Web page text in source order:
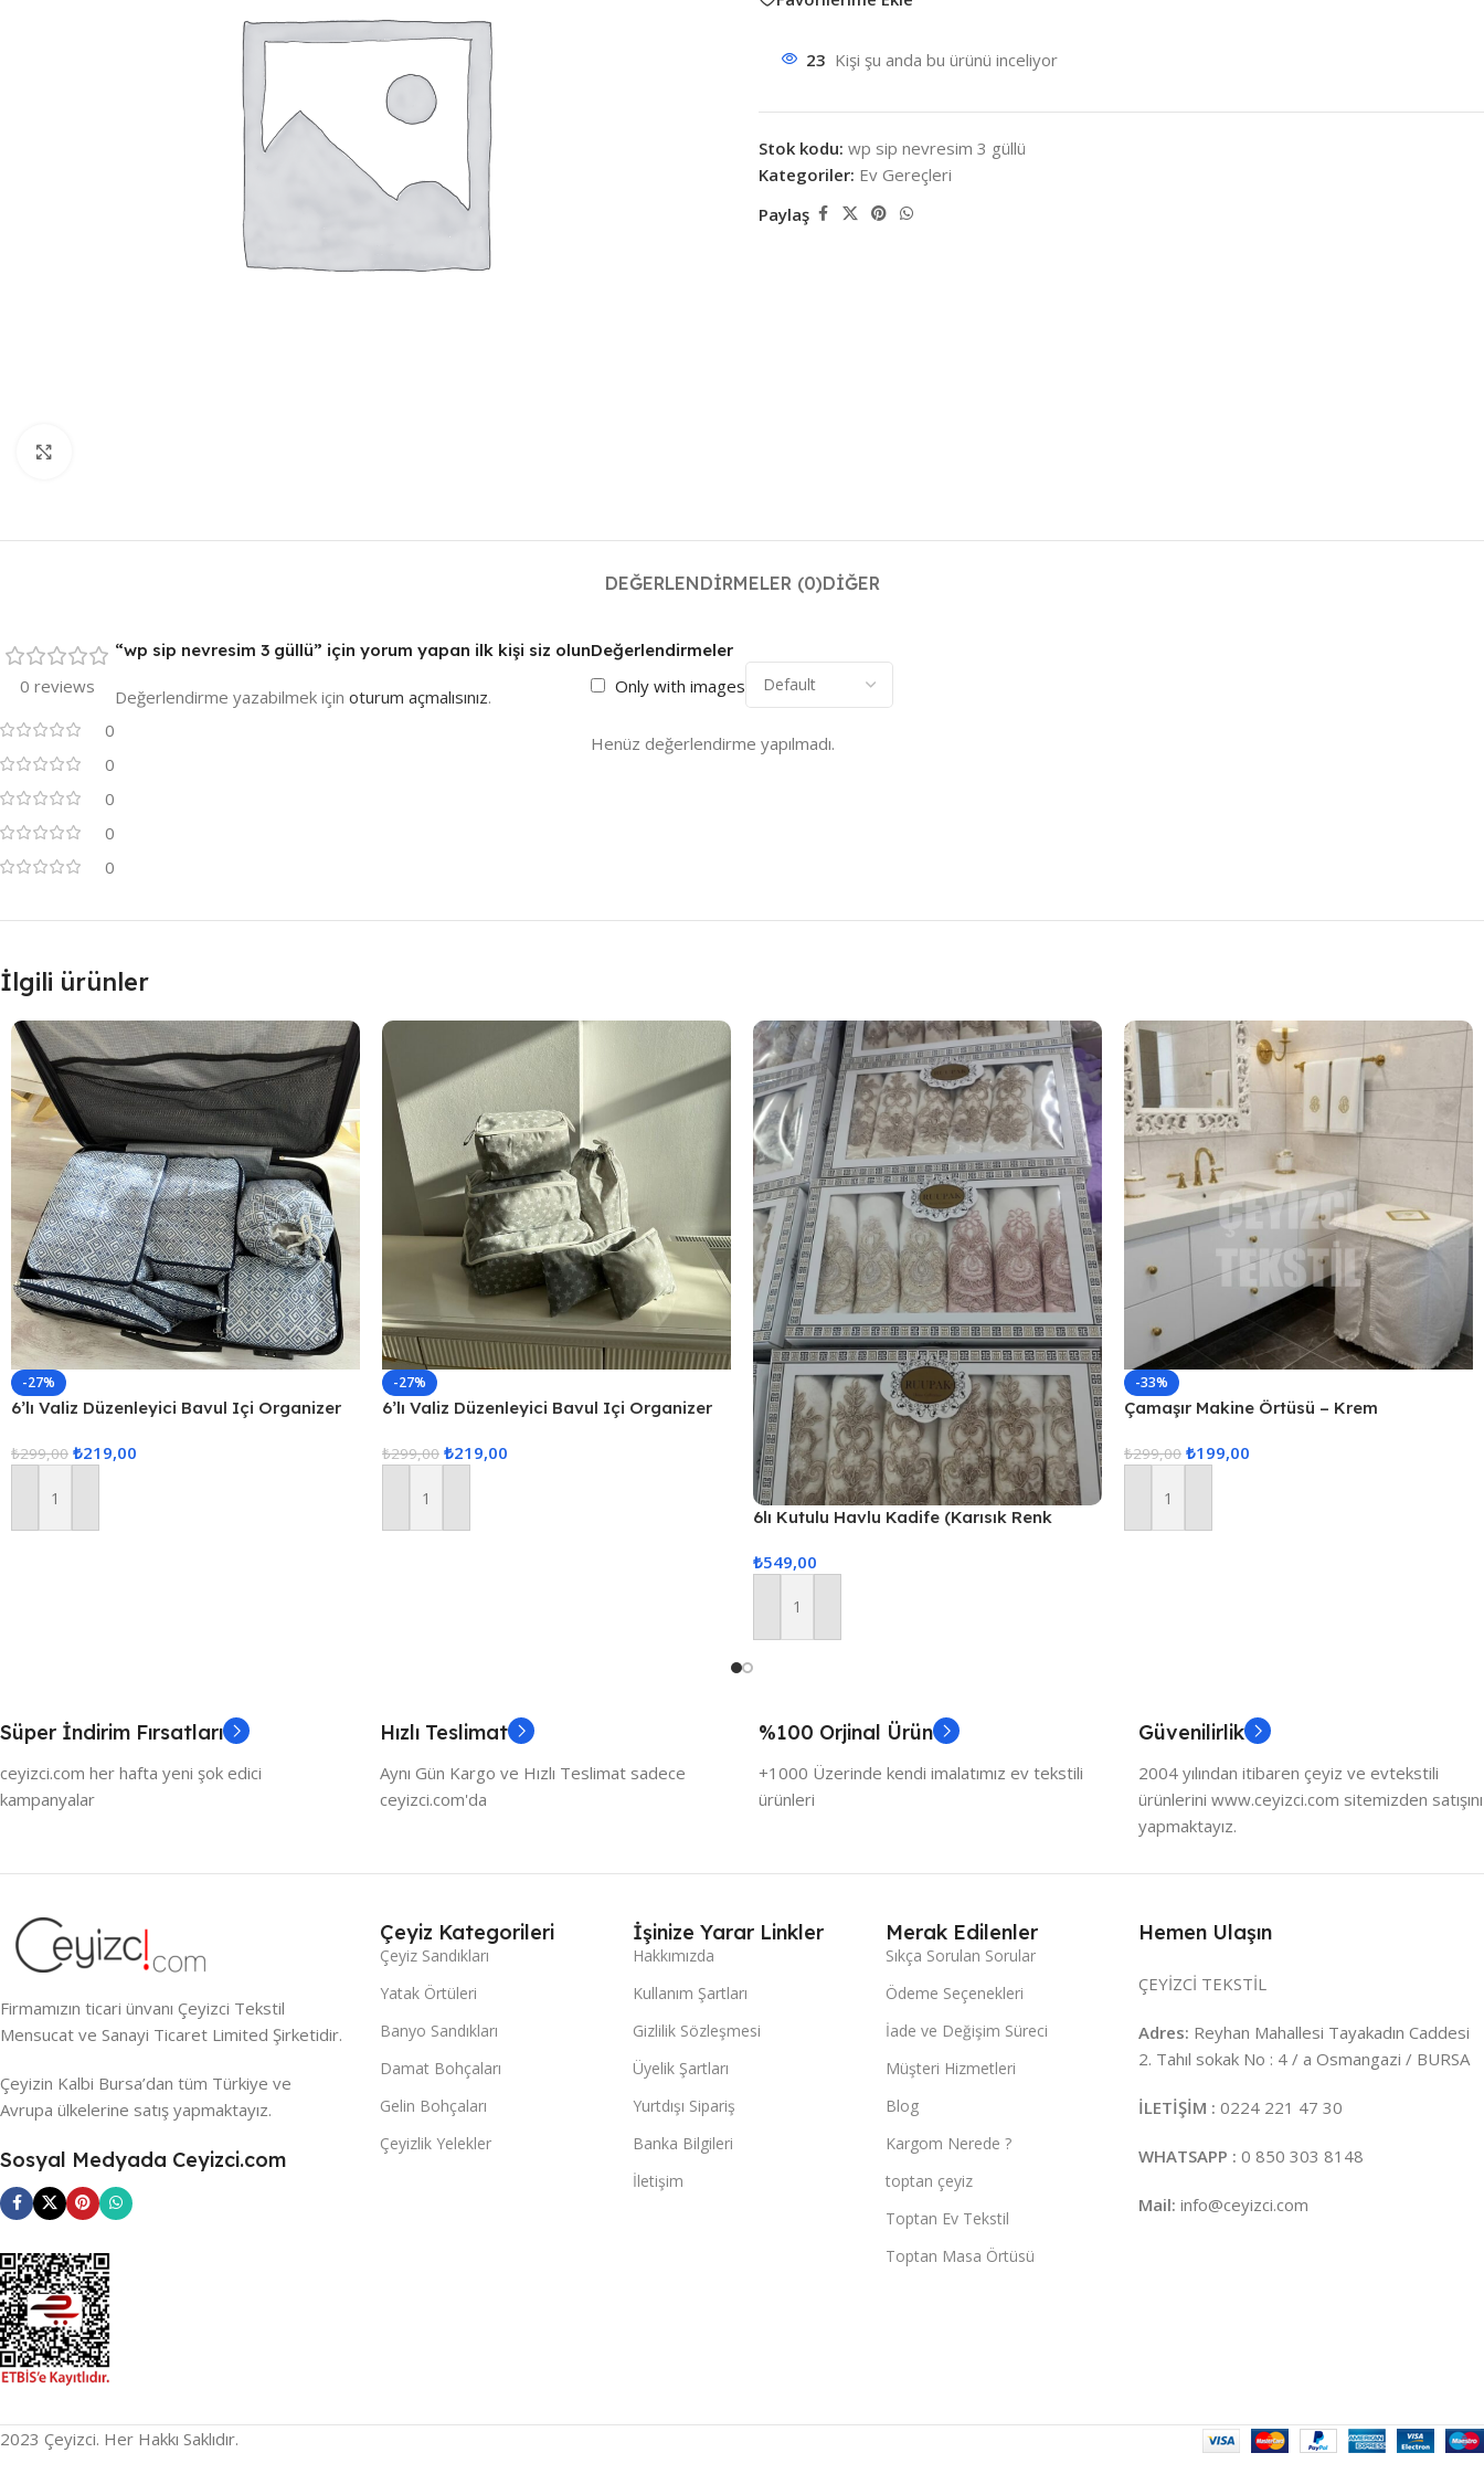
23 Kişi şu anda bu ürünü inceliyor
Stok kodu: wp sip nevresim 3 güllü
Kategoriler: Ev Gereçleri
Paylaş
DEĞERLENDIRMELER (0)DIĞER
0 reviews
0
0
0
0
0
Değerlendirmeler
Only with images
Henüz değerlendirme yapılmadı.
“wp sip nevresim 3 güllü” için yorum yapan ilk kişi siz olun
Değerlendirme yazabilmek için oturum açmalısınız.
İlgili ürünler
-27%
6’lı Valiz Düzenleyici Bavul Içi Organizer
₺299,00 ₺219,00
Sepete Ekle
-27%
6’lı Valiz Düzenleyici Bavul Içi Organizer
₺299,00 ₺219,00
Sepete Ekle
6lı Kutulu Havlu Kadife (Karısık Renk
₺549,00
Sepete Ekle
-33%
Çamaşır Makine Örtüsü – Krem
₺299,00 ₺199,00
Sepete Ekle
Süper İndirim Fırsatları
ceyizci.com her hafta yeni şok edici
kampanyalar
Hızlı Teslimat
Aynı Gün Kargo ve Hızlı Teslimat sadece
ceyizci.com'da
%100 Orjinal Ürün
+1000 Üzerinde kendi imalatımız ev tekstili
ürünleri
Güvenilirlik
2004 yılından itibaren çeyiz ve evtekstili
ürünlerini www.ceyizci.com sitemizden satışını
yapmaktayız.
Firmamızın ticari ünvanı Çeyizci Tekstil
Mensucat ve Sanayi Ticaret Limited Şirketidir.
Çeyizin Kalbi Bursa’dan tüm Türkiye ve
Avrupa ülkelerine satış yapmaktayız.
Sosyal Medyada Ceyizci.com
Çeyiz Kategorileri
Çeyiz Sandıkları
Yatak Örtüleri
Banyo Sandıkları
Damat Bohçaları
Gelin Bohçaları
Çeyizlik Yelekler
İşinize Yarar Linkler
Hakkımızda
Kullanım Şartları
Gizlilik Sözleşmesi
Üyelik Şartları
Yurtdışı Sipariş
Banka Bilgileri
İletişim
Merak Edilenler
Sıkça Sorulan Sorular
Ödeme Seçenekleri
İade ve Değişim Süreci
Müşteri Hizmetleri
Blog
Kargom Nerede ?
toptan çeyiz
Toptan Ev Tekstil
Toptan Masa Örtüsü
Hemen Ulaşın
ÇEYİZCİ TEKSTİL
Adres: Reyhan Mahallesi Tayakadın Caddesi
2. Tahıl sokak No : 4 / a Osmangazi / BURSA
İLETİŞİM : 0224 221 47 30
WHATSAPP : 0 850 303 8148
Mail: info@ceyizci.com
2023 Çeyizci. Her Hakkı Saklıdır.